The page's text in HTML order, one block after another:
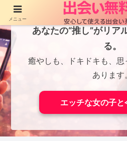
あなたの“推し”がリア
る。
癒やしも、ドキドキも、
あります。
エッチな女の子
メニュー